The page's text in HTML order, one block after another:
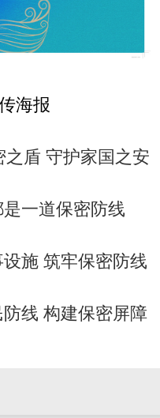
海报
之盾 守护家国之安
一道保密防线
施 筑牢保密防线
线 构建保密屏障